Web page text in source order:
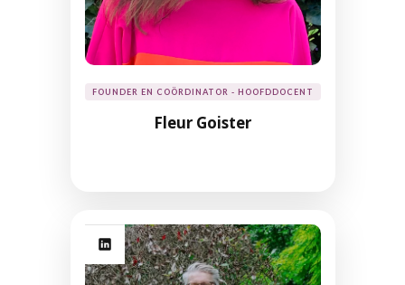
FOUNDER EN COÖRDINATOR - HOOFDDOCENT
Fleur Goister